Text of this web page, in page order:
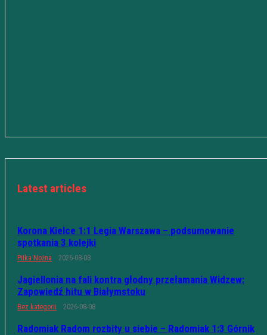
Latest articles
Korona Kielce 1:1 Legia Warszawa – podsumowanie
spotkania 3 kolejki
Piłka Nożna 2026-08-08
Jagiellonia na fali kontra głodny przełamania Widzew:
Zapowiedź hitu w Białymstoku
Bez kategorii 2026-08-08
Radomiak Radom rozbity u siebie – Radomiak 1:3 Górnik